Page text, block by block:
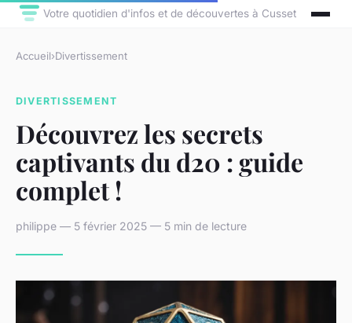
Votre quotidien d'infos et de découvertes à Cusset
Accueil›Divertissement
DIVERTISSEMENT
Découvrez les secrets
captivants du d20 : guide
complet !
philippe — 5 février 2025 — 5 min de lecture